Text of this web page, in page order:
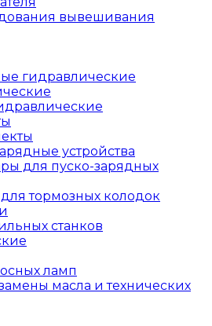
вывешивания
гидравлические
устройства
для пуско-зарядных
тормозных колодок
станков
ламп
масла и технических